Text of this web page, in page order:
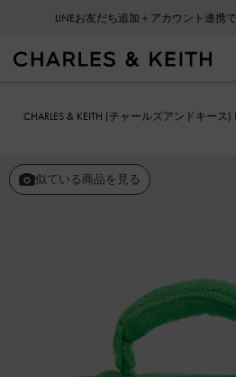
LINEお友だち追加＋アカウント連携
CHARLES & KEITH (チャールズアンドキース)
似ている商品を見る